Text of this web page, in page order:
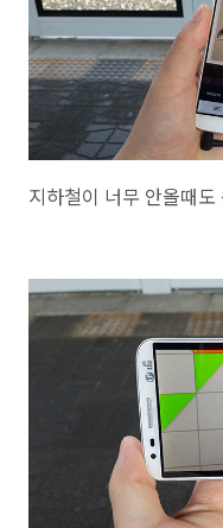
지하철이 너무 안올때